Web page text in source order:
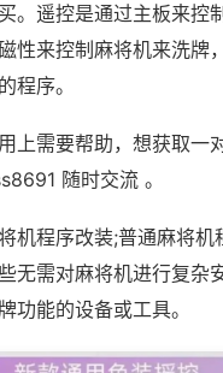
。遥控是通过主板来控
性来控制麻将机来洗牌
程序。
上需要帮助，想获取一
随时交流 。
机程序改装;普通麻将机
无需对麻将机进行复杂
功能的设备或工具。